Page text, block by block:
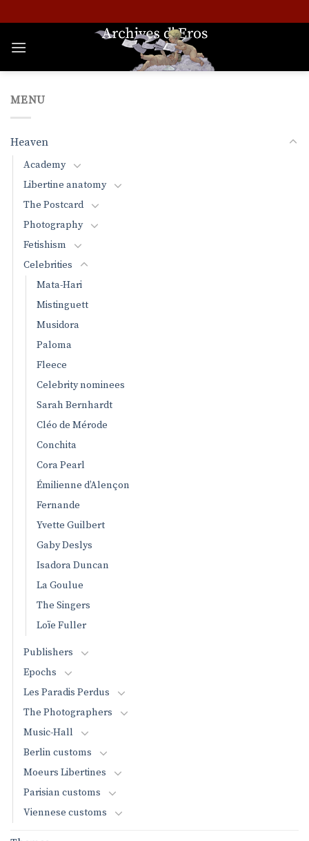
to
content
MENU
Heaven
Academy
Libertine anatomy
The Postcard
Photography
Fetishism
Celebrities
Mata-Hari
Mistinguett
Musidora
Paloma
Fleece
Celebrity nominees
Sarah Bernhardt
Cléo de Mérode
Conchita
Cora Pearl
Émilienne d’Alençon
Fernande
Yvette Guilbert
Gaby Deslys
Isadora Duncan
La Goulue
The Singers
Loïe Fuller
Publishers
Epochs
Les Paradis Perdus
The Photographers
Music-Hall
Berlin customs
Moeurs Libertines
Parisian customs
Viennese customs